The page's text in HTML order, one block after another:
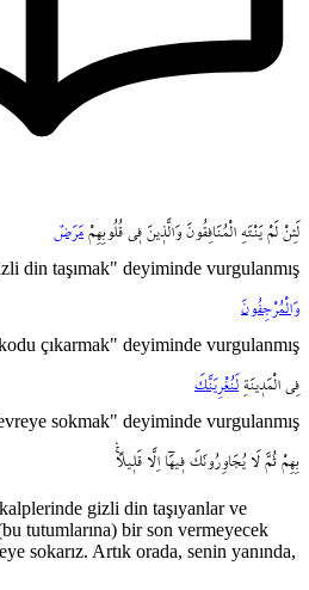
لَئِنْ لَمْ يَنْتَهِ الْمُنَافِقُونَ وَالَّذ۪ينَ ف۪ي قُلُوبِهِمْ مَرَضٌ
din taşımak" deyiminde vurgulanmış
وَالْمُرْجِفُونَ
çıkarmak" deyiminde vurgulanmış
فِي
الْمَد۪ينَةِ لَنُغْرِيَنَّكَ
sokmak" deyiminde vurgulanmış
بِهِمْ ثُمَّ لَا يُجَاوِرُونَكَ ف۪يهَٓا اِلَّا قَل۪يلاًۚۛ
gizli din taşıyanlar ve
tutumlarına) bir son vermeyecek
sokarız. Artık orada, senin yanında,